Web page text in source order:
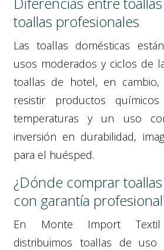
toallas profesionales
Las toallas domésticas
usos moderados y ciclos de
toallas de hotel, en cambio,
resistir productos químicos
temperaturas y un uso
inversión en durabilidad,
para el huésped.
¿Dónde comprar
con garantía
En Monte Import
distribuimos toallas de uso